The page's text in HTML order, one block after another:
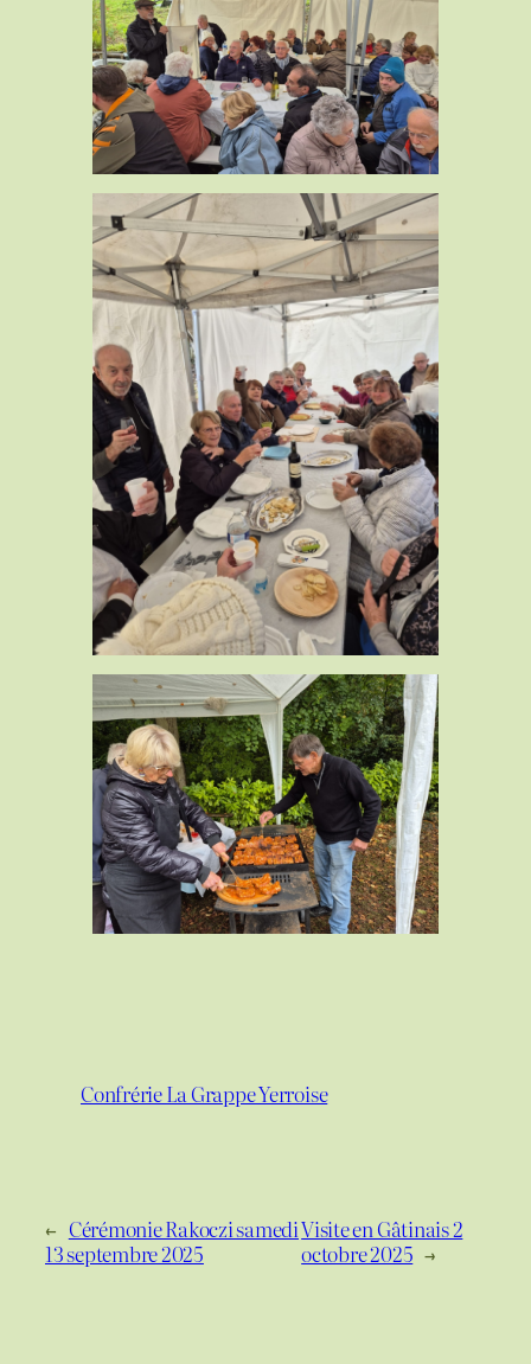
Confrérie La Grappe Yerroise
← Cérémonie Rakoczi samedi
13 septembre 2025
Visite en Gâtinais 2
octobre 2025 →